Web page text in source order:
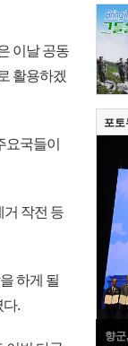
이날 공동
활용하겠
국들이
거 작전 등
하게 될
다.
포토
향